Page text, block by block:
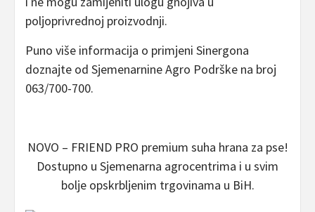
poljoprivrednoj proizvodnji.
Puno više informacija o primjeni Sinergona
doznajte od Sjemenarnine Agro Podrške na broj
063/700-700.
NOVO – FRIEND PRO premium suha hrana za pse!
Dostupno u Sjemenarna agrocentrima i u svim
bolje opskrbljenim trgovinama u BiH.